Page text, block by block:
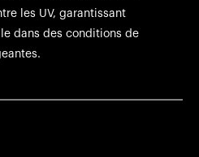
les UV, garantissant
dans des conditions de